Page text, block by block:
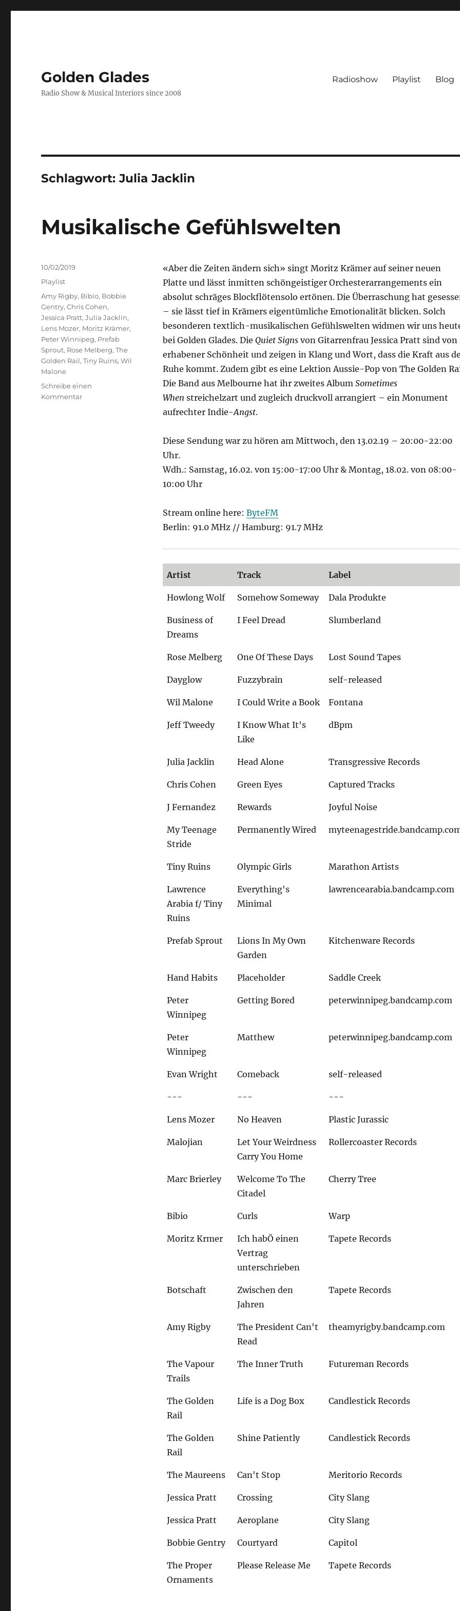
Golden Glades
Radio Show & Musical Interiors since 2008
Radioshow Playlist Blog
Schlagwort:Julia Jacklin
Musikalische Gefühlswelten
«Aber die Zeiten ändern sich» singt Moritz Krämer auf seiner neuen
Platte und lässt inmitten schöngeistiger Orchesterarrangements ein
absolut schräges Blockflötensolo ertönen. Die Überraschung hat
– sie lässt tief in Krämers eigentümliche Emotionalität blicken. Solch
besonderen textlich-musikalischen Gefühlswelten widmen wir uns
bei Golden Glades. Die Quiet Signsvon Gitarrenfrau Jessica Pratt sind von
erhabener Schönheit und zeigen in Klang und Wort, dass die Kraft aus
Ruhe kommt. Zudem gibt es eine Lektion Aussie-Pop von The Golden
Die Band aus Melbourne hat ihr zweites Album Sometimes
When streichelzart und zugleich druckvoll arrangiert – ein Monument
aufrechter Indie-Angst.
Diese Sendung war zu hören am Mittwoch, den 13.02.19 – 20:00-22:00
Uhr.
Wdh.: Samstag, 16.02. von 15:00-17:00 Uhr & Montag, 18.02. von 08:00-
10:00 Uhr
Stream online here: ByteFM
Berlin: 91.0 MHz // Hamburg: 91.7 MHz
Artist Track Label
Howlong Wolf Somehow Someway Dala Produkte
Business of
Dreams
I Feel Dread Slumberland
Rose Melberg One Of These Days Lost Sound Tapes
Dayglow Fuzzybrain self-released
Wil Malone I Could Write a Book Fontana
Jeff Tweedy
I Know What It's
Like
dBpm
Julia Jacklin Head Alone Transgressive Records
Chris Cohen Green Eyes Captured Tracks
J Fernandez Rewards Joyful Noise
My Teenage
Stride
Permanently Wired
Tiny Ruins Olympic Girls Marathon Artists
Lawrence
Arabia f/ Tiny
Ruins
Everything's
Minimal
lawrencearabia.bandcamp.com
Prefab Sprout
Lions In My Own
Garden
Kitchenware Records
Hand Habits Placeholder Saddle Creek
Peter
Winnipeg
Getting Bored peterwinnipeg.bandcamp.com
Peter
Winnipeg
Matthew peterwinnipeg.bandcamp.com
Evan Wright Comeback self-released
--- --- ---
Lens Mozer No Heaven Plastic Jurassic
Malojian
Let Your Weirdness
Carry You Home
Rollercoaster Records
Marc Brierley
Welcome To The
Citadel
Cherry Tree
Bibio Curls Warp
Moritz Krmer
Ich habÕ einen
Vertrag
unterschrieben
Tapete Records
Botschaft
Zwischen den
Jahren
Tapete Records
Amy Rigby
The President Can't
Read
theamyrigby.bandcamp.com
The Vapour
Trails
The Inner Truth Futureman Records
The Golden
Rail
Life is a Dog Box Candlestick Records
The Golden
Rail
Shine Patiently Candlestick Records
The Maureens Can't Stop Meritorio Records
Jessica Pratt Crossing City Slang
Jessica Pratt Aeroplane City Slang
Bobbie Gentry Courtyard Capitol
The Proper
Ornaments
Please Release Me Tapete Records
Veröffentlicht
am
10/02/2019
Kategorien
Playlist
Schlagwörter
Amy Rigby, Bibio, Bobbie
Gentry,Chris Cohen,
Jessica Pratt,Julia Jacklin,
Lens Mozer, Moritz Krämer,
Peter Winnipeg, Prefab
Sprout, Rose Melberg,The
Golden Rail,Tiny Ruins,Wil
Malone
Schreibe einen
Kommentarzu